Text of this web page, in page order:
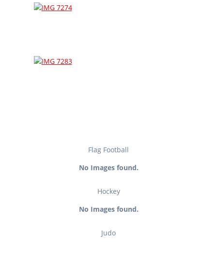
Flag Football
No Images found.
Hockey
No Images found.
Judo